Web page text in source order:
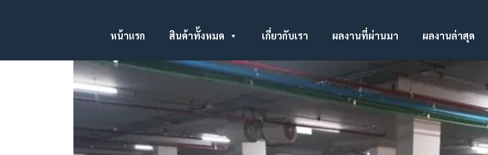
หน้าแรก สินค้าทั้งหมด เกี่ยวกับเรา ผลงานที่ผ่านมา ผลงานล่าสุด